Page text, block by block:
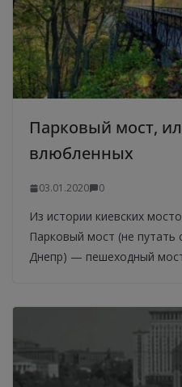
Парковый мост,
влюбленных
03.01.2020 0
Из истории киевских
Парковый мост (не
Днепр) — пешеходный